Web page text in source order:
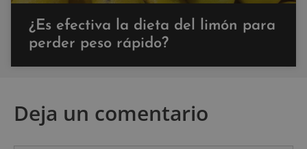
¿Es efectiva la dieta del limón para
perder peso rápido?
Deja un comentario